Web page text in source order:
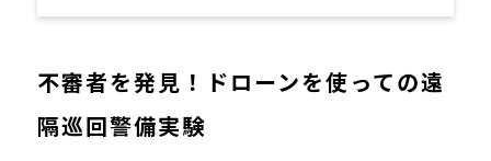
不審者を発見！ドローンを使っての遠
隔巡回警備実験